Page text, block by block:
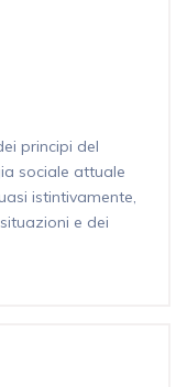
principi del
sociale attuale
istintivamente,
e dei